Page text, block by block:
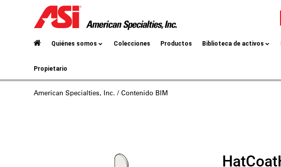
Quiénes somos Colecciones Productos Biblioteca de activos
Propietario
American Specialties, Inc. / Contenido BIM